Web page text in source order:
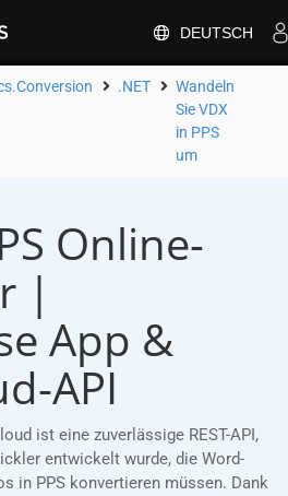
DEUTSCH
.NET
Wandeln
Sie VDX
in PPS
um
Online-
|
App &
API
ist eine zuverlässige REST-API,
entwickelt wurde, die Word-
in PPS konvertieren müssen. Dank